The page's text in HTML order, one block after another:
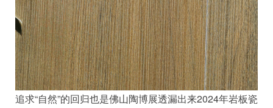
追求“自然”的回归也是佛山陶博展透漏出来2024年岩板瓷